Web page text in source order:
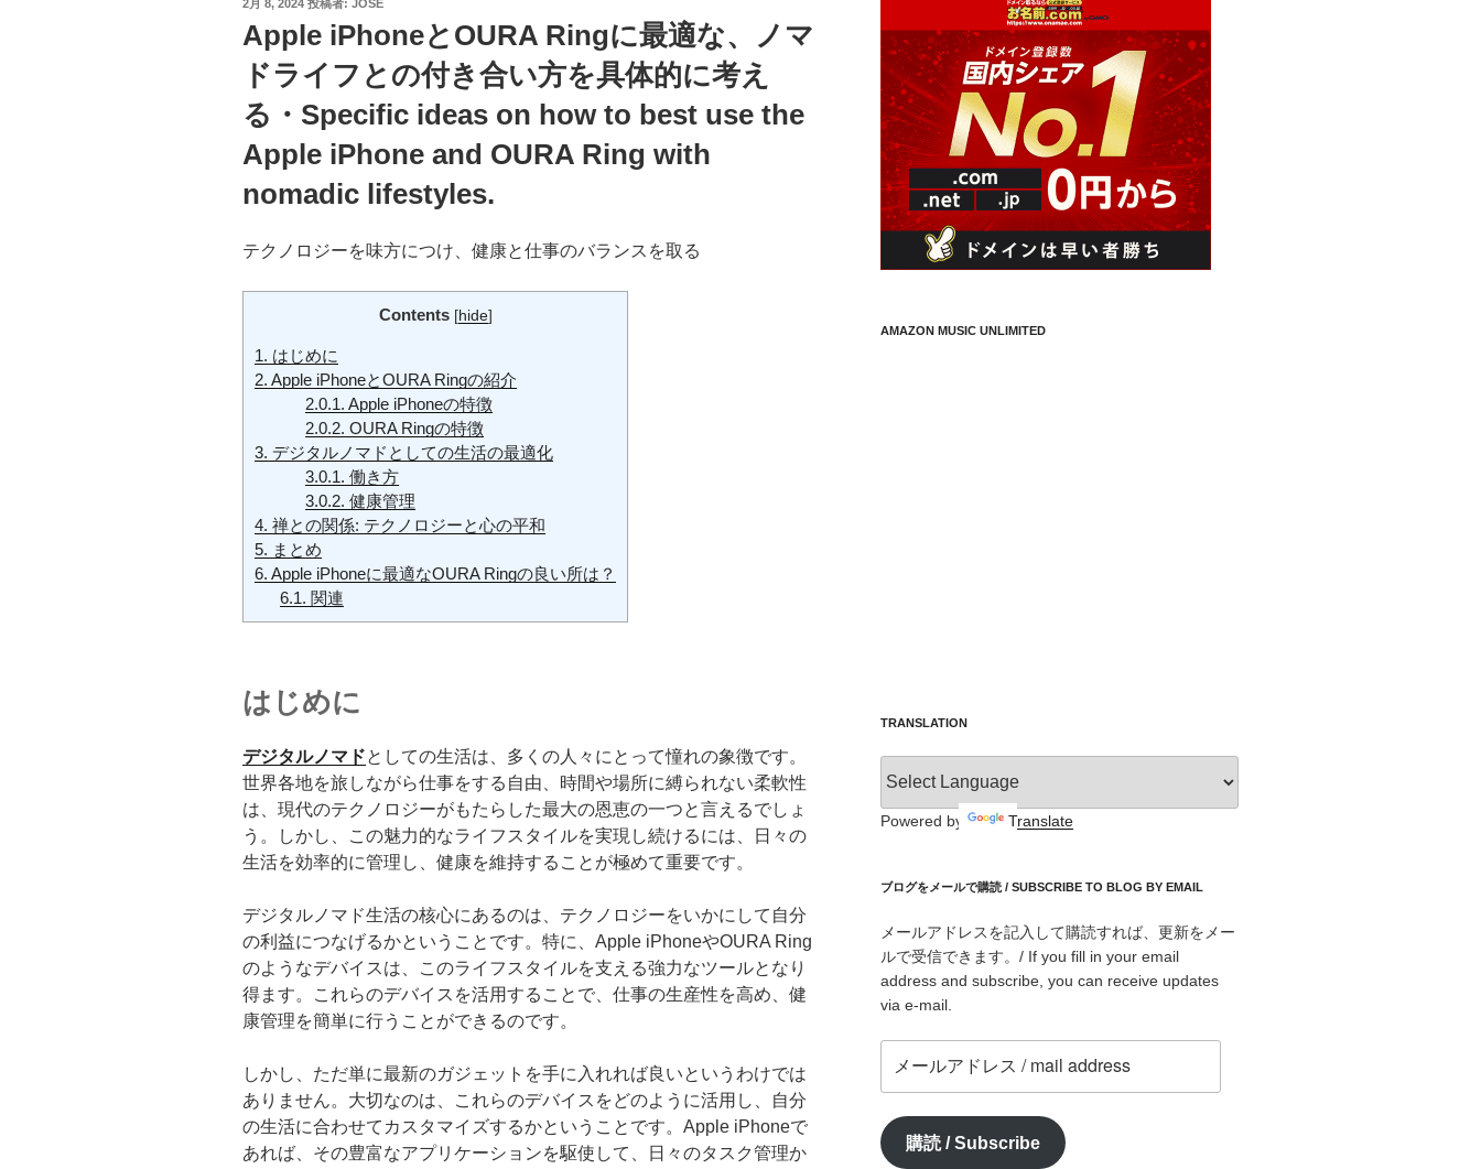
日:
2月 8, 2024 投稿者: JOSE
Apple iPhoneとOURA Ringに最適な、ノマ
ドライフとの付き合い方を具体的に考え
る・Specific ideas on how to best use the
Apple iPhone and OURA Ring with
nomadic lifestyles.
テクノロジーを味方につけ、健康と仕事のバランスを取る
Contents [hide]
1. はじめに
2. Apple iPhoneとOURA Ringの紹介
2.0.1. Apple iPhoneの特徴
2.0.2. OURA Ringの特徴
3. デジタルノマドとしての生活の最適化
3.0.1. 働き方
3.0.2. 健康管理
4. 禅との関係: テクノロジーと心の平和
5. まとめ
6. Apple iPhoneに最適なOURA Ringの良い所は？
6.1. 関連
はじめに
デジタルノマドとしての生活は、多くの人々にとって憧れの象徴です。
世界各地を旅しながら仕事をする自由、時間や場所に縛られない柔軟性
は、現代のテクノロジーがもたらした最大の恩恵の一つと言えるでしょ
う。しかし、この魅力的なライフスタイルを実現し続けるには、日々の
生活を効率的に管理し、健康を維持することが極めて重要です。
デジタルノマド生活の核心にあるのは、テクノロジーをいかにして自分
の利益につなげるかということです。特に、Apple iPhoneやOURA Ring
のようなデバイスは、このライフスタイルを支える強力なツールとなり
得ます。これらのデバイスを活用することで、仕事の生産性を高め、健
康管理を簡単に行うことができるのです。
しかし、ただ単に最新のガジェットを手に入れれば良いというわけでは
ありません。大切なのは、これらのデバイスをどのように活用し、自分
の生活に合わせてカスタマイズするかということです。Apple iPhoneで
あれば、その豊富なアプリケーションを駆使して、日々のタスク管理か
AMAZON MUSIC UNLIMITED
TRANSLATION
Powered by Translate
ブログをメールで購読 / SUBSCRIBE TO BLOG BY EMAIL
メールアドレスを記入して購読すれば、更新をメー
ルで受信できます。/ If you fill in your email
address and subscribe, you can receive updates
via e-mail.
ア
ド
購読 / Subscribe